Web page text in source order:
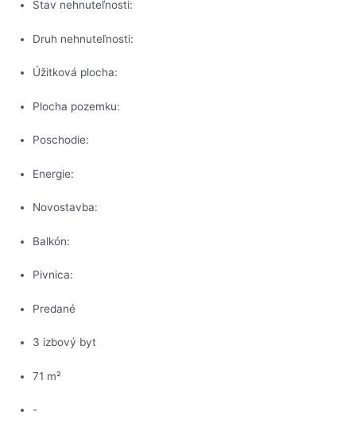
Stav nehnuteľnosti:
Druh nehnuteľnosti:
Úžitková plocha:
Plocha pozemku:
Poschodie:
Energie:
Novostavba:
Balkón:
Pivnica:
Predané
3 izbový byt
71 m²
-